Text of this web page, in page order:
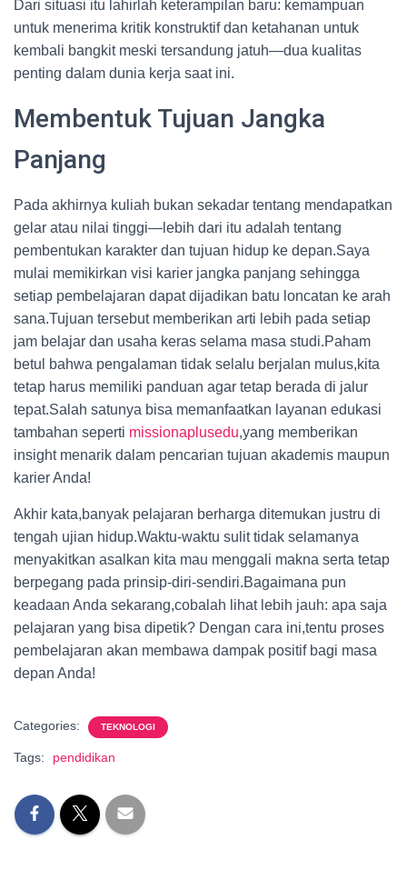
Dari situasi itu lahirlah keterampilan baru: kemampuan
untuk menerima kritik konstruktif dan ketahanan untuk
kembali bangkit meski tersandung jatuh—dua kualitas
penting dalam dunia kerja saat ini.
Membentuk Tujuan Jangka
Panjang
Pada akhirnya kuliah bukan sekadar tentang mendapatkan
gelar atau nilai tinggi—lebih dari itu adalah tentang
pembentukan karakter dan tujuan hidup ke depan.Saya
mulai memikirkan visi karier jangka panjang sehingga
setiap pembelajaran dapat dijadikan batu loncatan ke arah
sana.Tujuan tersebut memberikan arti lebih pada setiap
jam belajar dan usaha keras selama masa studi.Paham
betul bahwa pengalaman tidak selalu berjalan mulus,kita
tetap harus memiliki panduan agar tetap berada di jalur
tepat.Salah satunya bisa memanfaatkan layanan edukasi
tambahan seperti missionaplusedu,yang memberikan
insight menarik dalam pencarian tujuan akademis maupun
karier Anda!
Akhir kata,banyak pelajaran berharga ditemukan justru di
tengah ujian hidup.Waktu-waktu sulit tidak selamanya
menyakitkan asalkan kita mau menggali makna serta tetap
berpegang pada prinsip-diri-sendiri.Bagaimana pun
keadaan Anda sekarang,cobalah lihat lebih jauh: apa saja
pelajaran yang bisa dipetik? Dengan cara ini,tentu proses
pembelajaran akan membawa dampak positif bagi masa
depan Anda!
Categories: TEKNOLOGI
Tags: pendidikan